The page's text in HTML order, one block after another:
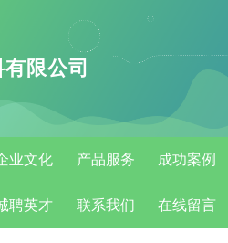
限公司
业文化 产品服务 成功案例
聘英才 联系我们 在线留言